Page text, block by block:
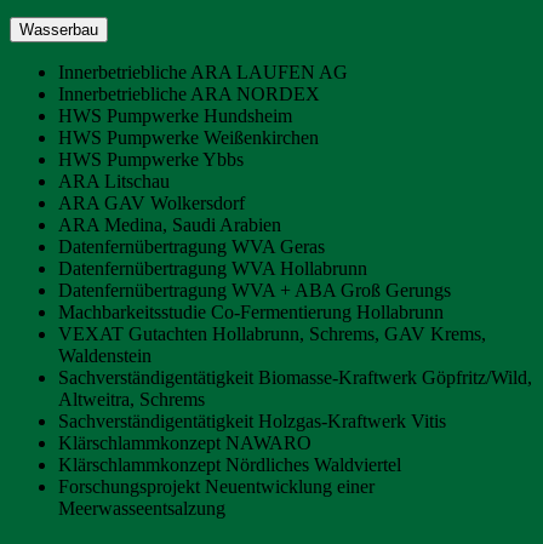
Wasserbau
Innerbetriebliche ARA LAUFEN AG
Innerbetriebliche ARA NORDEX
HWS Pumpwerke Hundsheim
HWS Pumpwerke Weißenkirchen
HWS Pumpwerke Ybbs
ARA Litschau
ARA GAV Wolkersdorf
ARA Medina, Saudi Arabien
Datenfernübertragung WVA Geras
Datenfernübertragung WVA Hollabrunn
Datenfernübertragung WVA + ABA Groß Gerungs
Machbarkeitsstudie Co-Fermentierung Hollabrunn
VEXAT Gutachten Hollabrunn, Schrems, GAV Krems,
Waldenstein
Sachverständigentätigkeit Biomasse-Kraftwerk Göpfritz/Wild,
Altweitra, Schrems
Sachverständigentätigkeit Holzgas-Kraftwerk Vitis
Klärschlammkonzept NAWARO
Klärschlammkonzept Nördliches Waldviertel
Forschungsprojekt Neuentwicklung einer
Meerwasseentsalzung